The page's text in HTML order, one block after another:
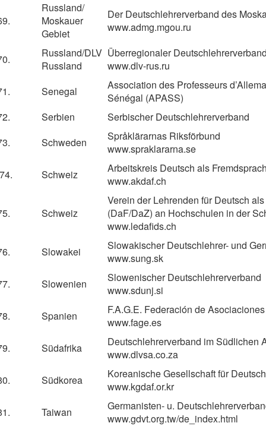
Russland/
Moskauer
Gebiet
Der Deutschlehrerverband des
www.admg.mgou.ru
Russland/DLV
Russland
Überregionaler
www.dlv-rus.ru
Senegal
Association des Professeurs
Sénégal (APASS)
Serbien
Serbischer Deutschlehrerverband
Schweden
Språklärarnas Riksförbund
www.spraklararna.se
Schweiz
Arbeitskreis Deutsch als
www.akdaf.ch
Schweiz
Verein der Lehrenden für Deutsch
(DaF/DaZ) an Hochschulen in der
www.ledafids.ch
Slowakei
Slowakischer Deutschlehrer- und
www.sung.sk
Slowenien
Slowenischer Deutschlehrerverband
www.sdunj.si
Spanien
F.A.G.E. Federación de
www.fage.es
Südafrika
Deutschlehrerverband im Südlichen
www.dlvsa.co.za
Südkorea
Koreanische Gesellschaft für
www.kgdaf.or.kr
Taiwan
Germanisten- u.
www.gdvt.org.tw/de_index.html